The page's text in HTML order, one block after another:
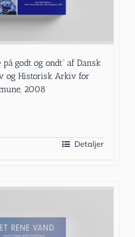
på godt og ondt” af Dansk
og Historisk Arkiv for
2008
Detaljer